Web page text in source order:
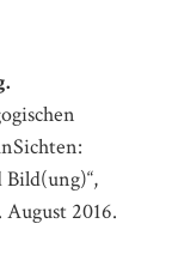
2016.